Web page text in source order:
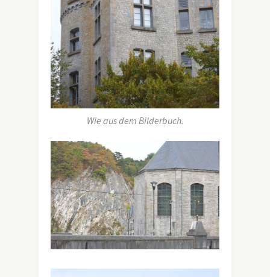
Wie aus dem Bilderbuch.